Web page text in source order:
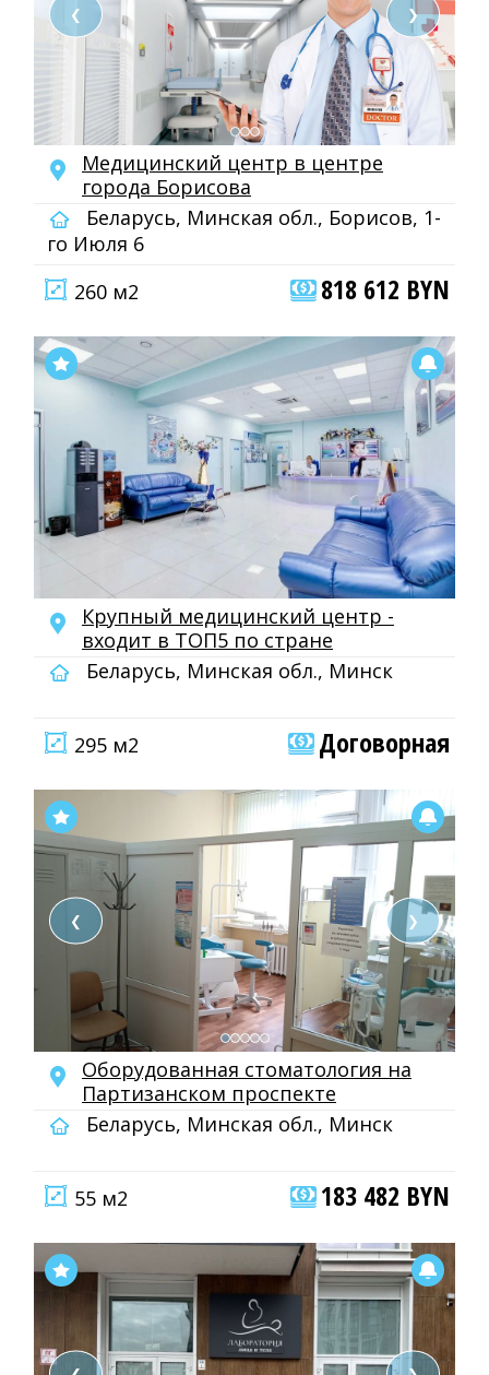
❮ ❯
Медицинский центр в центре
города Борисова
Беларусь, Минская обл., Борисов, 1-
го Июля 6
260 м2
818 612 BYN
Крупный медицинский центр -
входит в ТОП5 по стране
Беларусь, Минская обл., Минск
295 м2 Договорная
❮ ❯
Оборудованная стоматология на
Партизанском проспекте
Беларусь, Минская обл., Минск
55 м2 183 482 BYN